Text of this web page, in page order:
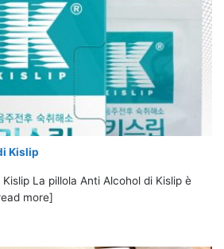
Kislip
La pillola Anti Alcohol di Kislip è
more]